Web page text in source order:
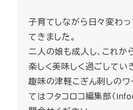
子育てしながら日々変わ
てきました。
二人の娘も成人し、これか
楽しく美味しく過ごしてい
趣味の津軽こぎん刺しのワ
てはフタコロコ編集部（